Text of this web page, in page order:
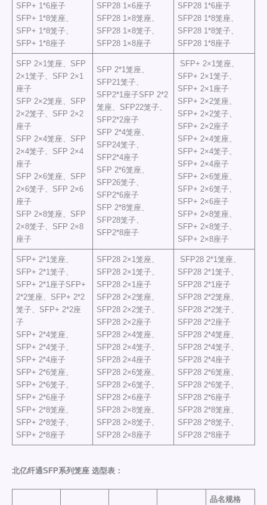
SFP+ 1*6座子
SFP+ 1*8笼座、
SFP+ 1*8笼子、
SFP+ 1*8座子
SFP28 1×6座子
SFP28 1×8笼座、
SFP28 1×8笼子、
SFP28 1×8座子
SFP28 1*6座子
SFP28 1*8笼座、
SFP28 1*8笼子、
SFP28 1*8座子
SFP 2×1笼座、SFP
2×1笼子、SFP 2×1
座子
SFP 2×2笼座、SFP
2×2笼子、SFP 2×2
座子
SFP 2×4笼座、SFP
2×4笼子、SFP 2×4
座子
SFP 2×6笼座、SFP
2×6笼子、SFP 2×6
座子
SFP 2×8笼座、SFP
2×8笼子、SFP 2×8
座子
SFP 2*1笼座、
SFP21笼子、
SFP2*1座子SFP 2*2
笼座、SFP22笼子、
SFP2*2座子
SFP 2*4笼座、
SFP24笼子、
SFP2*4座子
SFP 2*6笼座、
SFP26笼子、
SFP2*6座子
SFP 2*8笼座、
SFP28笼子、
SFP2*8座子
SFP+ 2×1笼座、
SFP+ 2×1笼子、
SFP+ 2×1座子
SFP+ 2×2笼座、
SFP+ 2×2笼子、
SFP+ 2×2座子
SFP+ 2×4笼座、
SFP+ 2×4笼子、
SFP+ 2×4座子
SFP+ 2×6笼座、
SFP+ 2×6笼子、
SFP+ 2×6座子
SFP+ 2×8笼座、
SFP+ 2×8笼子、
SFP+ 2×8座子
SFP+ 2*1笼座、
SFP+ 2*1笼子、
SFP+ 2*1座子SFP+
2*2笼座、SFP+ 2*2
笼子、SFP+ 2*2座
子
SFP+ 2*4笼座、
SFP+ 2*4笼子、
SFP+ 2*4座子
SFP+ 2*6笼座、
SFP+ 2*6笼子、
SFP+ 2*6座子
SFP+ 2*8笼座、
SFP+ 2*8笼子、
SFP+ 2*8座子
SFP28 2×1笼座、
SFP28 2×1笼子、
SFP28 2×1座子
SFP28 2×2笼座、
SFP28 2×2笼子、
SFP28 2×2座子
SFP28 2×4笼座、
SFP28 2×4笼子、
SFP28 2×4座子
SFP28 2×6笼座、
SFP28 2×6笼子、
SFP28 2×6座子
SFP28 2×8笼座、
SFP28 2×8笼子、
SFP28 2×8座子
SFP28 2*1笼座、
SFP28 2*1笼子、
SFP28 2*1座子
SFP28 2*2笼座、
SFP28 2*2笼子、
SFP28 2*2座子
SFP28 2*4笼座、
SFP28 2*4笼子、
SFP28 2*4座子
SFP28 2*6笼座、
SFP28 2*6笼子、
SFP28 2*6座子
SFP28 2*8笼座、
SFP28 2*8笼子、
SFP28 2*8座子
北亿纤通SFP系列笼座 选型表：
品名规格